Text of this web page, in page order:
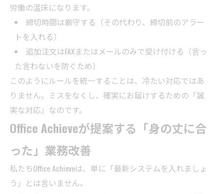
労働の温床になります。
締切時間は厳守する（その代わり、締切前のアラー
トを入れる）
追加注文はFAXまたはメールのみで受け付ける（言っ
た言わないを防ぐため）
このようにルールを統一することは、冷たい対応ではあ
りません。ミスをなくし、確実にお届けするための「誠
実な対応」なのです。
Office Achieveが提案する「身の丈に合
った」業務改善
私たちOffice Achieveは、単に「最新システムを入れましょ
う」とは言いません。